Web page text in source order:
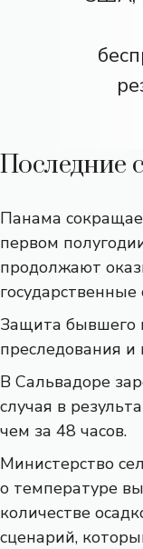
Последние
Панама
первом
продолжают
государственные
Защита бывшего
преследования и
В Сальвадоре
случая в
чем за 48 часов.
Министерство
о температуре
количестве
сценарий,